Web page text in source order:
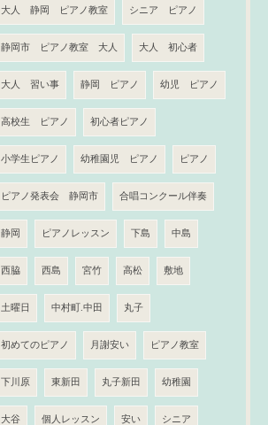
大人 静岡 ピアノ教室 シニア ピアノ
静岡市 ピアノ教室 大人 大人 初心者
大人 習い事 静岡 ピアノ 幼児 ピアノ
高校生 ピアノ 初心者ピアノ
小学生ピアノ 幼稚園児 ピアノ ピアノ
ピアノ発表会 静岡市 合唱コンクール伴奏
静岡 ピアノレッスン 下島 中島
西脇 西島 宮竹 高松 敷地
土曜日 中村町.中田 丸子
初めてのピアノ 月謝安い ピアノ教室
下川原 東新田 丸子新田 幼稚園
大谷 個人レッスン 安い シニア